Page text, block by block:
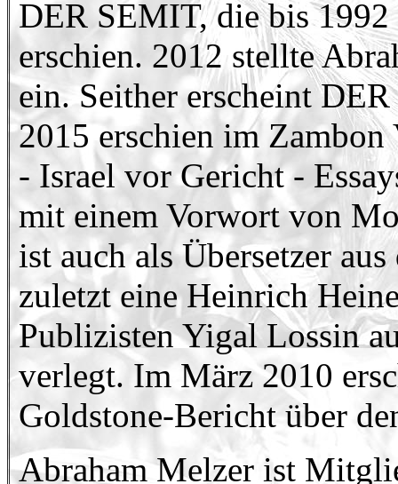
DER SEMIT, die bis
erschien. 2012 stellte
ein. Seither erscheint
2015 erschien im
- Israel vor Gericht -
mit einem Vorwort von
ist auch als Übersetzer
zuletzt eine Heinrich
Publizisten Yigal Lossin
verlegt. Im März 2010
Goldstone-Bericht über
Abraham Melzer ist